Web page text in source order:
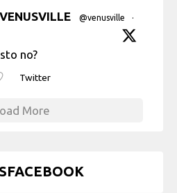
@venusville
·
no?
Twitter
More